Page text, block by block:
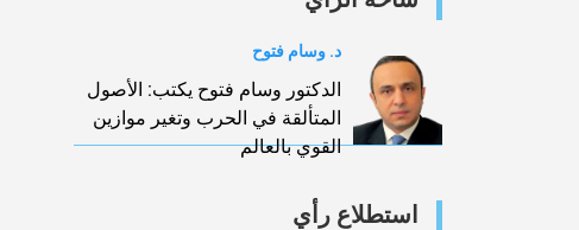
د. وسام فتوح
الدكتور وسام فتوح يكتب: الأصول
المتألقة في الحرب وتغير موازين
القوي بالعالم
استطلاع رأي